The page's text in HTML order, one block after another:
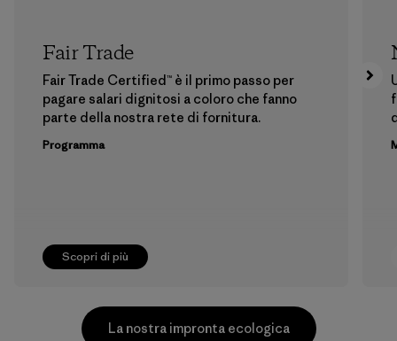
Scopri di più
Fair Trade
Fair Trade Certified™ è il primo passo per
pagare salari dignitosi a coloro che fanno
parte della nostra rete di fornitura.
Programma
La nostra impronta ecologica